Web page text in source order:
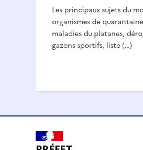
Les principaux sujets du
organismes de
maladies du platanes,
gazons sportifs, liste (…)